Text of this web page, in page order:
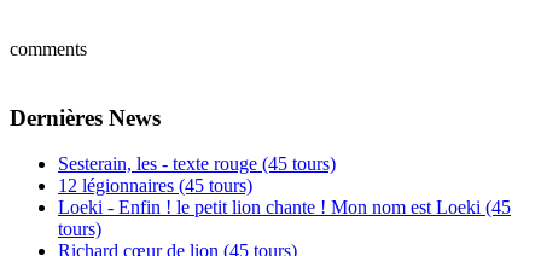
comments
Dernières News
Sesterain, les - texte rouge (45 tours)
12 légionnaires (45 tours)
Loeki - Enfin ! le petit lion chante ! Mon nom est Loeki (45
tours)
Richard cœur de lion (45 tours)